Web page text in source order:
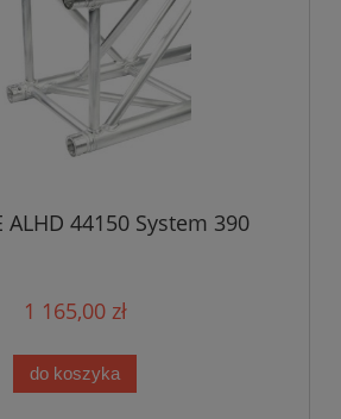
ALHD 44150 System 390
1 165,00 zł
do koszyka